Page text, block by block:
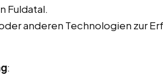
Fuldatal.
anderen Technologien zur
: